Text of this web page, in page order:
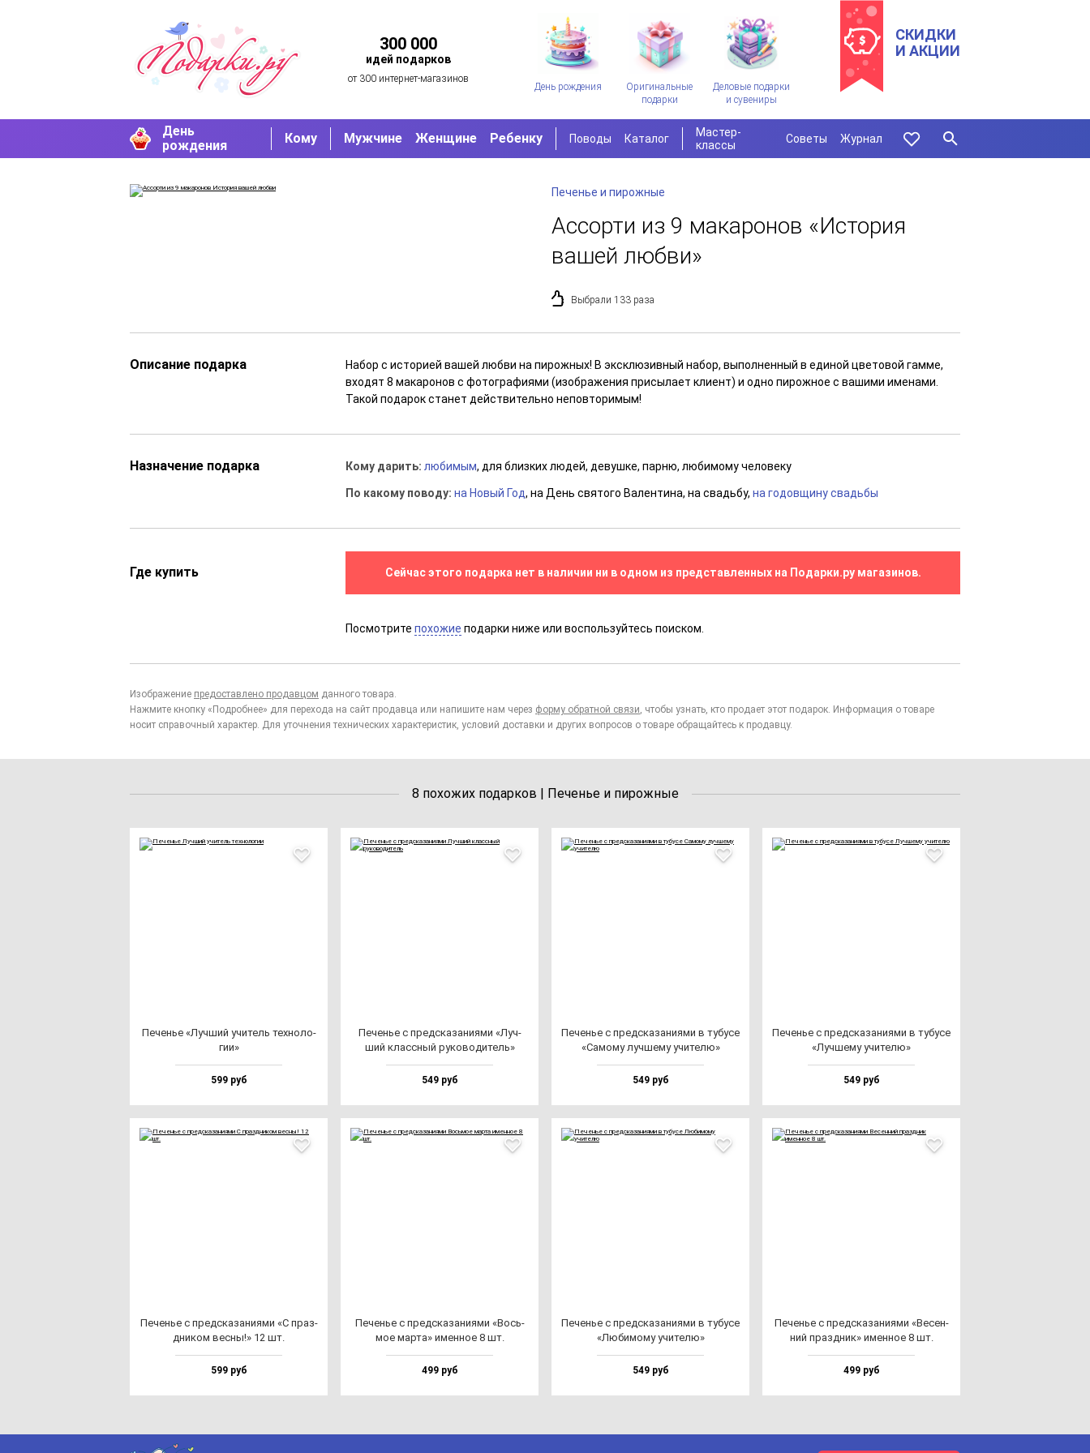
300 000
идей подарков
от 300 интернет-магазинов
День рождения
Оригинальные
подарки
Деловые подарки
и сувениры
СКИДКИ
И АКЦИИ
День
рождения
Кому Мужчине Женщине Ребенку Поводы Каталог
Мастер-
классы
Советы Журнал
Печенье и пирожные
Ассорти из 9 макаронов «История
вашей любви»
Выбрали 133 раза
Описание подарка
Набор с историей вашей любви на пирожных! В эксклюзивный набор, выполненный в единой цветовой гамме,
входят 8 макаронов с фотографиями (изображения присылает клиент) и одно пирожное с вашими именами.
Такой подарок станет действительно неповторимым!
Назначение подарка Кому дарить:любимым, для близких людей, девушке, парню, любимому человеку
По какому поводу:на Новый Год, на День святого Валентина, на свадьбу,на годовщину свадьбы
Где купить Сейчас этого подарка нет в наличии ни в одном из представленных на Подарки.ру магазинов.
Посмотритепохожие подарки ниже или воспользуйтесь поиском.
Изображение предоставлено продавцом данного товара.
Нажмите кнопку «Подробнее» для перехода на сайт продавца или напишите нам через форму обратной связи, чтобы узнать, кто продает этот подарок. Информация о товаре
носит справочный характер. Для уточнения технических характеристик, условий доставки и других вопросов о товаре обращайтесь к продавцу.
8 похожих подарков | Печенье и пирожные
Печенье «Луч­ший учи­тель тех­но­ло­
гии»
599 руб
Печенье с пред­ска­за­ни­ями «Луч­
ший клас­сный ру­ко­во­ди­тель»
549 руб
Печенье с пред­ска­за­ни­ями в ту­бу­се
«Само­му луч­ше­му учи­те­лю»
549 руб
Печенье с пред­ска­за­ни­ями в ту­бу­се
«Луч­ше­му учи­те­лю»
549 руб
Печенье с пред­ска­за­ни­ями «С праз­
дни­ком вес­ны!» 12 шт.
599 руб
Печенье с пред­ска­за­ни­ями «Вось­
мое мар­та» имен­ное 8 шт.
499 руб
Печенье с пред­ска­за­ни­ями в ту­бу­се
«Люби­мо­му учи­те­лю»
549 руб
Печенье с пред­ска­за­ни­ями «Весен­
ний праз­дник» имен­ное 8 шт.
499 руб